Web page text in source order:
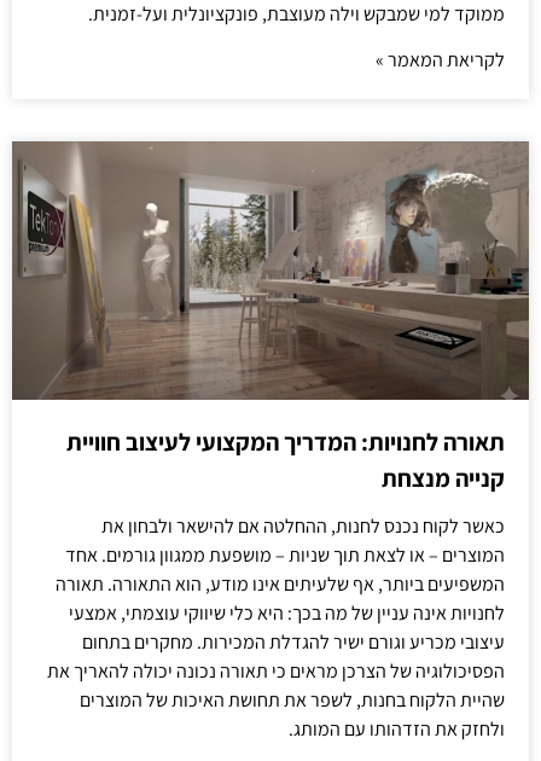
ממוקד למי שמבקש וילה מעוצבת, פונקציונלית ועל-זמנית.
לקריאת המאמר »
תאורה לחנויות: המדריך המקצועי לעיצוב חוויית
קנייה מנצחת
כאשר לקוח נכנס לחנות, ההחלטה אם להישאר ולבחון את
המוצרים – או לצאת תוך שניות – מושפעת ממגוון גורמים. אחד
המשפיעים ביותר, אף שלעיתים אינו מודע, הוא התאורה. תאורה
לחנויות אינה עניין של מה בכך: היא כלי שיווקי עוצמתי, אמצעי
עיצובי מכריע וגורם ישיר להגדלת המכירות. מחקרים בתחום
הפסיכולוגיה של הצרכן מראים כי תאורה נכונה יכולה להאריך את
שהיית הלקוח בחנות, לשפר את תחושת האיכות של המוצרים
ולחזק את הזדהותו עם המותג.